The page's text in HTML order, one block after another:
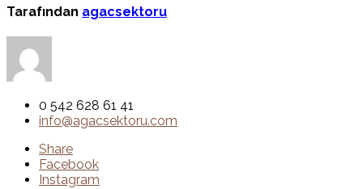
Tarafından agacsektoru
0 542 628 61 41
info@agacsektoru.com
Share
Facebook
Instagram